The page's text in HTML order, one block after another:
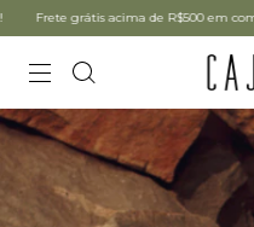
grátis acima de R$500 em compras!